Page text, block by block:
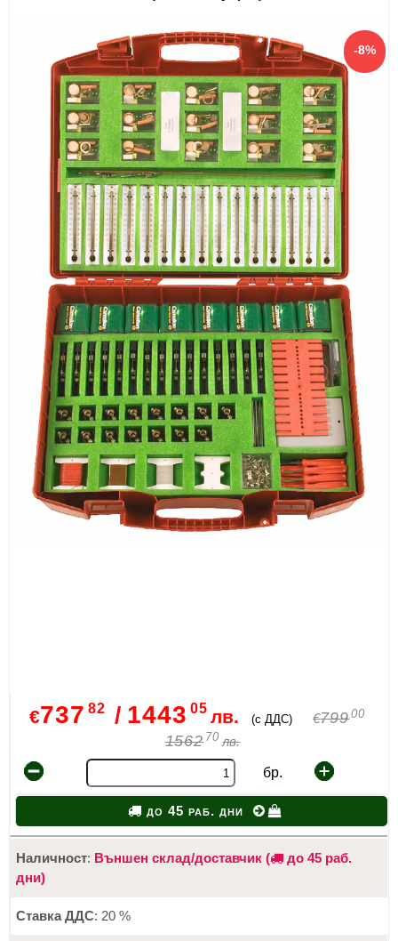
ИЗКУСТВА
СПОРТ
МЕБЕЛИ И ОБОРУДВАНЕ
КАНЦЕЛАРСКИ МАТЕРИАЛИ
КНИГИ И УЧЕБНИЦИ
БДП
НОВИ
ПРОМОЦИИ
S.T.E.M.
ИНСТРУМЕНТИ
€737 82 / 1443 05 лв. (с ДДС) €79900
156270 лв.
бр.
до 45 раб. дни
Наличност: Външен склад/доставчик (
до 45 раб.
дни)
Ставка ДДС: 20 %